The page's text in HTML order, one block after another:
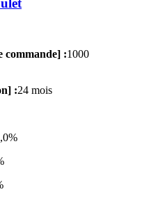
commande] :1000
:24 mois